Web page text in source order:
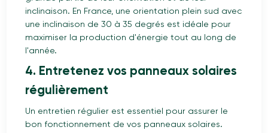
inclinaison. En France, une orientation plein sud avec
une inclinaison de 30 à 35 degrés est idéale pour
maximiser la production d'énergie tout au long de
l'année.
4. Entretenez vos panneaux solaires
régulièrement
Un entretien régulier est essentiel pour assurer le
bon fonctionnement de vos panneaux solaires.